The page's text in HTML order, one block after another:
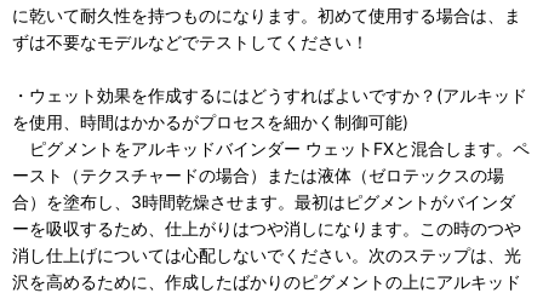
に乾いて耐久性を持つものになります。初めて使用する場合は、ま
ずは不要なモデルなどでテストしてください！
・ウェット効果を作成するにはどうすればよいですか？(アルキッド
を使用、時間はかかるがプロセスを細かく制御可能)
ピグメントをアルキッドバインダー ウェットFXと混合します。ペ
ースト（テクスチャードの場合）または液体（ゼロテックスの場
合）を塗布し、3時間乾燥させます。最初はピグメントがバインダ
ーを吸収するため、仕上がりはつや消しになります。この時のつや
消し仕上げについては心配しないでください。次のステップは、光
沢を高めるために、作成したばかりのピグメントの上にアルキッド